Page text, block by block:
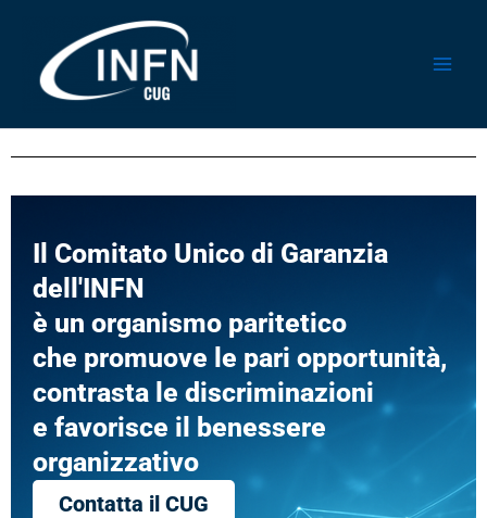
contenuto
Il Comitato Unico di Garanzia
dell'INFN
è un organismo paritetico
che promuove le pari opportunità,
contrasta le discriminazioni
e favorisce il benessere
organizzativo
Contatta il CUG